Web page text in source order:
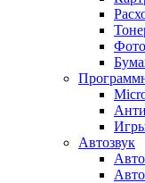
Автозвук